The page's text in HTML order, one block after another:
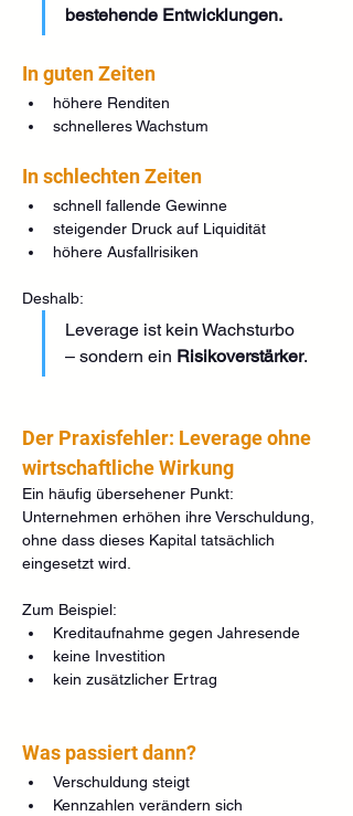
bestehende Entwicklungen.
In guten Zeiten
höhere Renditen
schnelleres Wachstum
In schlechten Zeiten
schnell fallende Gewinne
steigender Druck auf Liquidität
höhere Ausfallrisiken
Deshalb:
Leverage ist kein Wachsturbo
– sondern ein Risikoverstärker.
Der Praxisfehler: Leverage ohne
wirtschaftliche Wirkung
Ein häufig übersehener Punkt:
Unternehmen erhöhen ihre Verschuldung,
ohne dass dieses Kapital tatsächlich
eingesetzt wird.
Zum Beispiel:
Kreditaufnahme gegen Jahresende
keine Investition
kein zusätzlicher Ertrag
Was passiert dann?
Verschuldung steigt
Kennzahlen verändern sich